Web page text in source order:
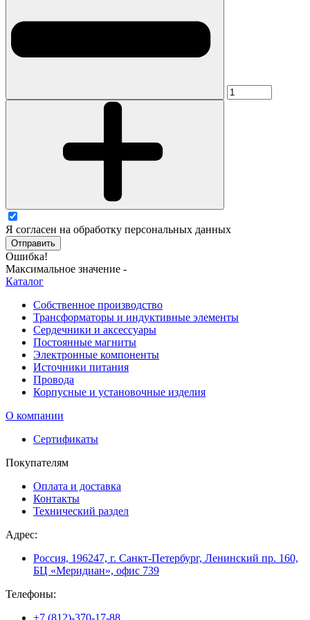
Я согласен на обработку персональных данных
Отправить
Ошибка!
Максимальное значение -
Каталог
Собственное производство
Трансформаторы и индуктивные элементы
Сердечники и аксессуары
Постоянные магниты
Электронные компоненты
Источники питания
Провода
Корпусные и установочные изделия
О компании
Сертификаты
Покупателям
Оплата и доставка
Контакты
Технический раздел
Адрес:
Россия, 196247, г. Санкт-Петербург, Ленинский пр. 160,
БЦ «Меридиан», офис 739
Телефоны: